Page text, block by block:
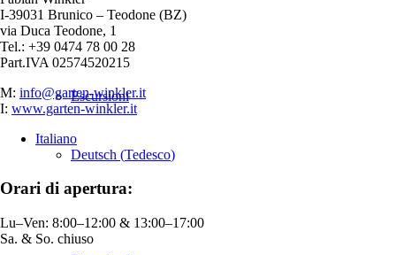
Escursioni
I-39031 Brunico – Teodone (BZ)
via Duca Teodone, 1
Tel.: +39 0474 78 00 28
Part.IVA 02574520215
M: info@garten-winkler.it
I: www.garten-winkler.it
Italiano
Deutsch (Tedesco)
Orari di apertura:
Lu–Ven: 8:00–12:00 & 13:00–17:00
Sa. & So. chiuso